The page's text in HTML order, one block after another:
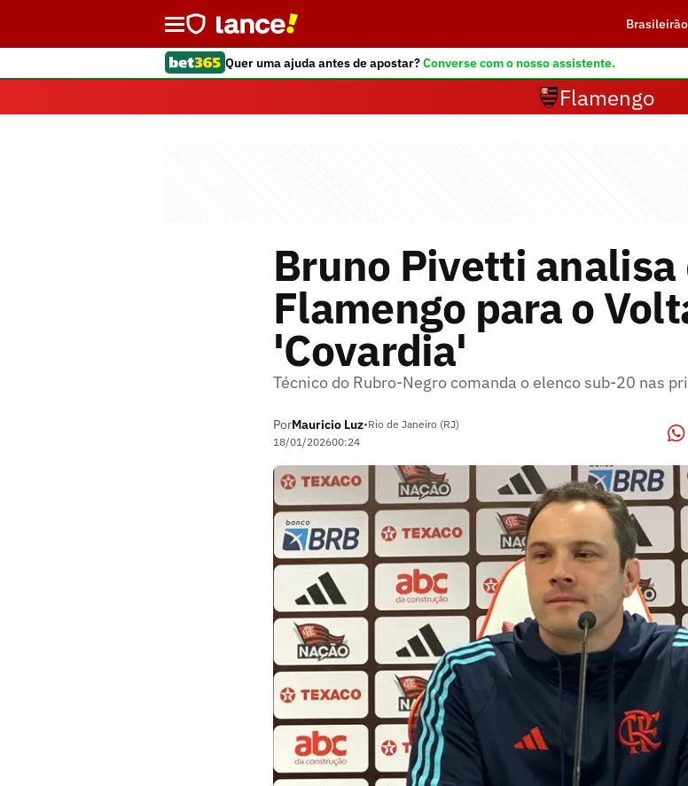
Brasileirão
Quer uma ajuda antes de apostar?Converse com o nosso assistente.
Flamengo
Bruno Pivetti
Flamengo para o
'Covardia'
Técnico do Rubro-Negro comanda o elenco sub-20 nas
PorMauricio Luz•Rio de Janeiro (RJ)
18/01/202600:24